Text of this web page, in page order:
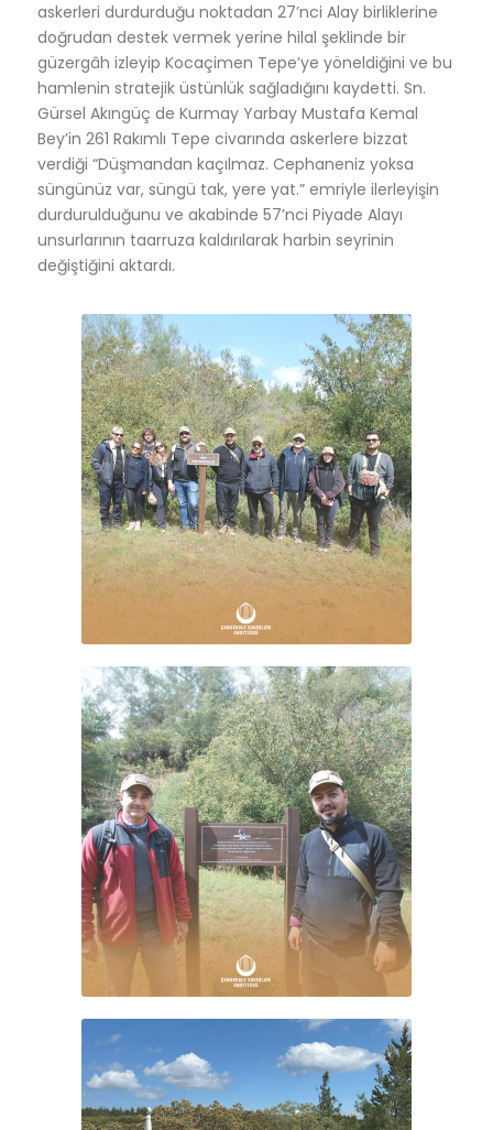
askerleri durdurduğu noktadan 27’nci Alay birliklerine
doğrudan destek vermek yerine hilal şeklinde bir
güzergâh izleyip Kocaçimen Tepe’ye yöneldiğini ve bu
hamlenin stratejik üstünlük sağladığını kaydetti. Sn.
Gürsel Akıngüç de Kurmay Yarbay Mustafa Kemal
Bey’in 261 Rakımlı Tepe civarında askerlere bizzat
verdiği “Düşmandan kaçılmaz. Cephaneniz yoksa
süngünüz var, süngü tak, yere yat.” emriyle ilerleyişin
durdurulduğunu ve akabinde 57’nci Piyade Alayı
unsurlarının taarruza kaldırılarak harbin seyrinin
değiştiğini aktardı.